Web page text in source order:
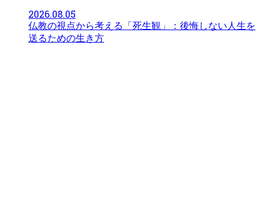
2026.08.05
仏教の視点から考える「死生観」：後悔しない人生を
送るための生き方